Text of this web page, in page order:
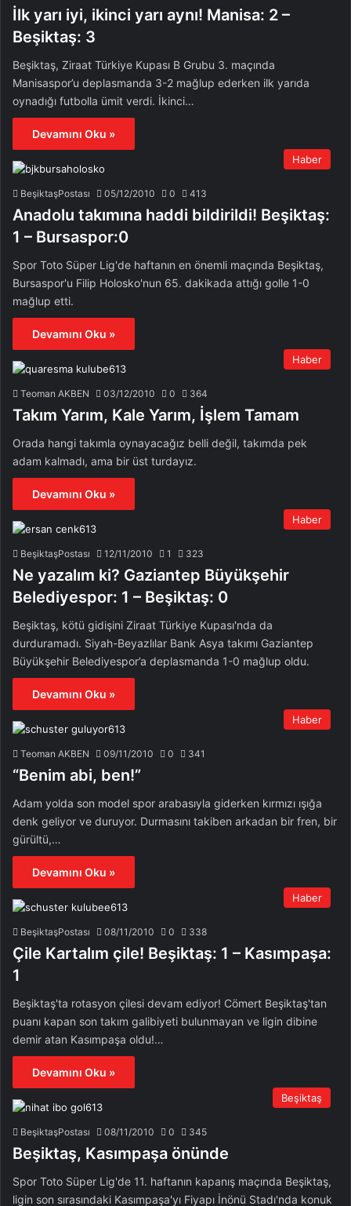
İlk yarı iyi, ikinci yarı aynı! Manisa: 2 –
Beşiktaş: 3
Beşiktaş, Ziraat Türkiye Kupası B Grubu 3. maçında
Manisaspor’u deplasmanda 3-2 mağlup ederken ilk yarıda
oynadığı futbolla ümit verdi. İkinci…
Devamını Oku »
Haber
BeşiktaşPostası 05/12/2010 0 413
Anadolu takımına haddi bildirildi! Beşiktaş:
1 – Bursaspor:0
Spor Toto Süper Lig'de haftanın en önemli maçında Beşiktaş,
Bursaspor'u Filip Holosko'nun 65. dakikada attığı golle 1-0
mağlup etti.
Devamını Oku »
Haber
Teoman AKBEN 03/12/2010 0 364
Takım Yarım, Kale Yarım, İşlem Tamam
Orada hangi takımla oynayacağız belli değil, takımda pek
adam kalmadı, ama bir üst turdayız.
Devamını Oku »
Haber
BeşiktaşPostası 12/11/2010 1 323
Ne yazalım ki? Gaziantep Büyükşehir
Belediyespor: 1 – Beşiktaş: 0
Beşiktaş, kötü gidişini Ziraat Türkiye Kupası'nda da
durduramadı. Siyah-Beyazlılar Bank Asya takımı Gaziantep
Büyükşehir Belediyespor’a deplasmanda 1-0 mağlup oldu.
Devamını Oku »
Haber
Teoman AKBEN 09/11/2010 0 341
“Benim abi, ben!”
Adam yolda son model spor arabasıyla giderken kırmızı ışığa
denk geliyor ve duruyor. Durmasını takiben arkadan bir fren, bir
gürültü,…
Devamını Oku »
Haber
BeşiktaşPostası 08/11/2010 0 338
Çile Kartalım çile! Beşiktaş: 1 – Kasımpaşa:
1
Beşiktaş'ta rotasyon çilesi devam ediyor! Cömert Beşiktaş'tan
puanı kapan son takım galibiyeti bulunmayan ve ligin dibine
demir atan Kasımpaşa oldu!…
Devamını Oku »
Beşiktaş
BeşiktaşPostası 08/11/2010 0 345
Beşiktaş, Kasımpaşa önünde
Spor Toto Süper Lig'de 11. haftanın kapanış maçında Beşiktaş,
ligin son sırasındaki Kasımpaşa'yı Fiyapı İnönü Stadı'nda konuk